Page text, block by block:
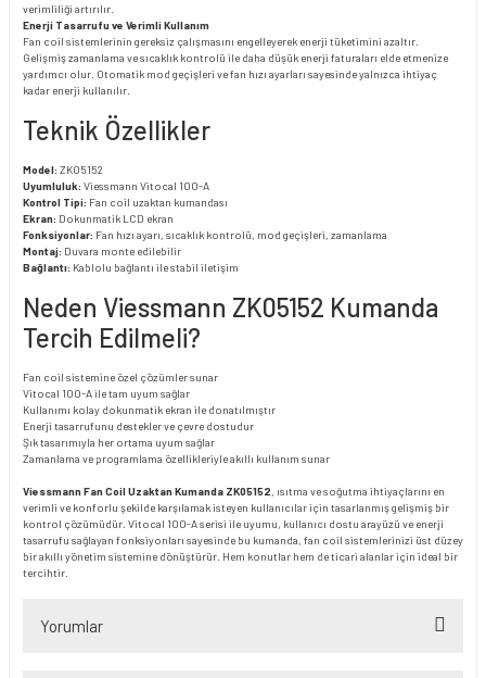
verimliliği artırılır.
Enerji Tasarrufu ve Verimli Kullanım
Fan coil sistemlerinin gereksiz çalışmasını engelleyerek enerji tüketimini azaltır.
Gelişmiş zamanlama ve sıcaklık kontrolü ile daha düşük enerji faturaları elde etmenize
yardımcı olur. Otomatik mod geçişleri ve fan hızı ayarları sayesinde yalnızca ihtiyaç
kadar enerji kullanılır.
Teknik Özellikler
Model: ZK05152
Uyumluluk: Viessmann Vitocal 100-A
Kontrol Tipi: Fan coil uzaktan kumandası
Ekran: Dokunmatik LCD ekran
Fonksiyonlar: Fan hızı ayarı, sıcaklık kontrolü, mod geçişleri, zamanlama
Montaj: Duvara monte edilebilir
Bağlantı: Kablolu bağlantı ile stabil iletişim
Neden Viessmann ZK05152 Kumanda
Tercih Edilmeli?
Fan coil sistemine özel çözümler sunar
Vitocal 100-A ile tam uyum sağlar
Kullanımı kolay dokunmatik ekran ile donatılmıştır
Enerji tasarrufunu destekler ve çevre dostudur
Şık tasarımıyla her ortama uyum sağlar
Zamanlama ve programlama özellikleriyle akıllı kullanım sunar
Viessmann Fan Coil Uzaktan Kumanda ZK05152, ısıtma ve soğutma ihtiyaçlarını en
verimli ve konforlu şekilde karşılamak isteyen kullanıcılar için tasarlanmış gelişmiş bir
kontrol çözümüdür. Vitocal 100-A serisi ile uyumu, kullanıcı dostu arayüzü ve enerji
tasarrufu sağlayan fonksiyonları sayesinde bu kumanda, fan coil sistemlerinizi üst düzey
bir akıllı yönetim sistemine dönüştürür. Hem konutlar hem de ticari alanlar için ideal bir
tercihtir.
Yorumlar